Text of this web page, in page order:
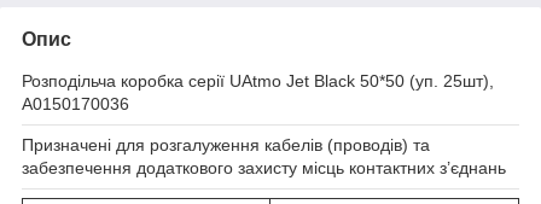
Опис
Розподільча коробка серії UAtmo Jet Black 50*50 (уп. 25шт),
A0150170036
Призначені для розгалуження кабелів (проводів) та
забезпечення додаткового захисту місць контактних з’єднань